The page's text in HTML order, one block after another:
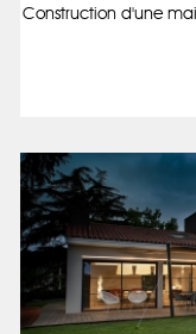
Construction d'une